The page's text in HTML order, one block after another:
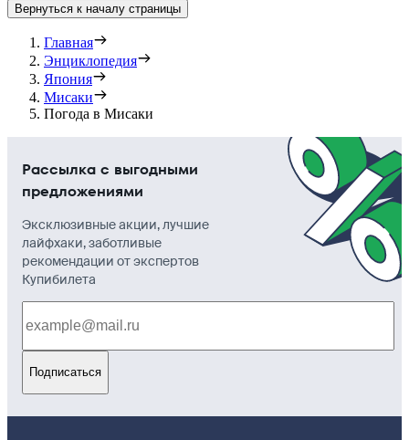
Вернуться к началу страницы
Главная
Энциклопедия
Япония
Мисаки
Погода в Мисаки
Рассылка с выгодными
предложениями
Эксклюзивные акции, лучшие
лайфхаки, заботливые
рекомендации от экспертов
Купибилета
Подписаться